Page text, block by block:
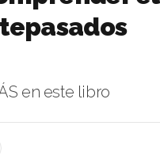
en este libro